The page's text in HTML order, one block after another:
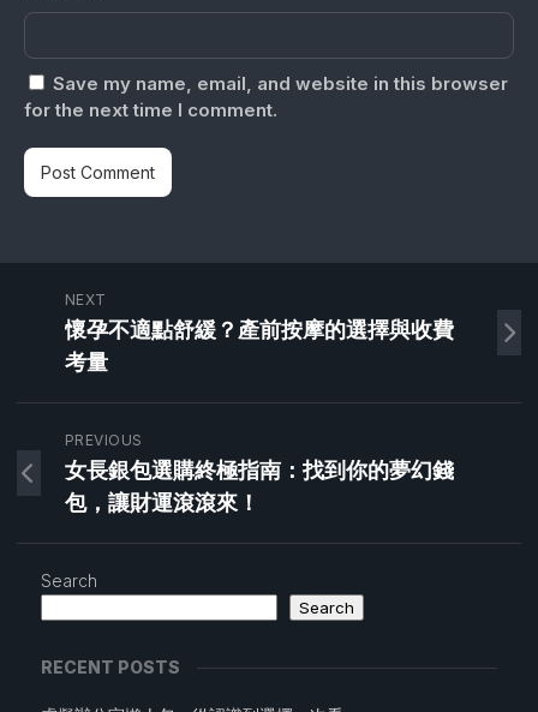
Save my name, email, and website in this browser
for the next time I comment.
NEXT
懷孕不適點舒緩？產前按摩的選擇與收費
考量
PREVIOUS
女長銀包選購終極指南：找到你的夢幻錢
包，讓財運滾滾來！
Search
Search
RECENT POSTS